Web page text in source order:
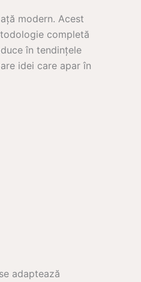
modern. Acest
completă
în tendințele
idei care apar în
adaptează